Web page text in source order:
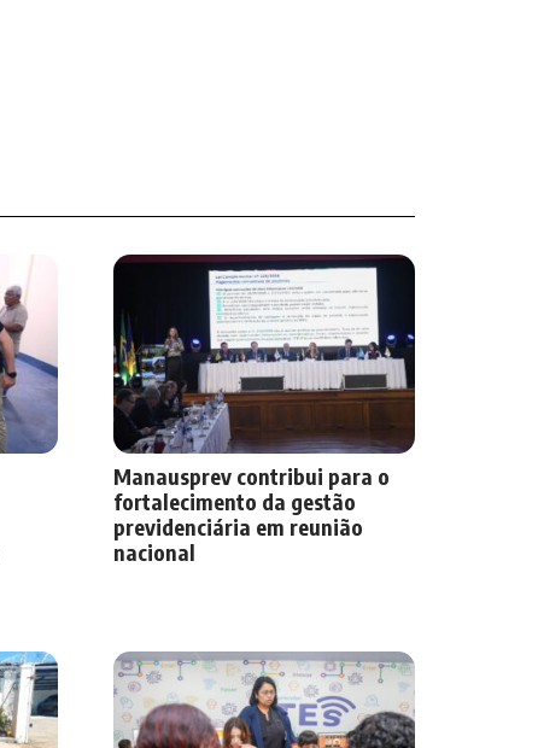
Manausprev contribui para o
fortalecimento da gestão
previdenciária em reunião
nacional